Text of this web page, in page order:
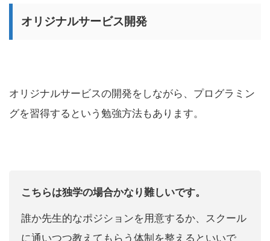
オリジナルサービス開発
オリジナルサービスの開発をしながら、プログラミン
グを習得するという勉強方法もあります。
こちらは独学の場合かなり難しいです。
誰か先生的なポジションを用意するか、スクール
に通いつつ教えてもらう体制を整えるといいで